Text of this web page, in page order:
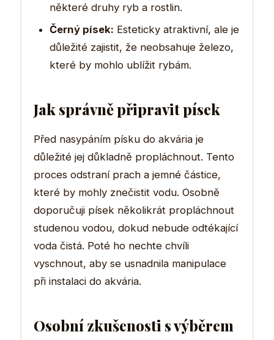
některé druhy ryb a rostlin.
Černý písek: Esteticky atraktivní, ale je
důležité zajistit, že neobsahuje železo,
které by mohlo ublížit rybám.
Jak správně připravit písek
Před nasypáním písku do akvária je
důležité jej důkladně propláchnout. Tento
proces odstraní prach a jemné částice,
které by mohly znečistit vodu. Osobně
doporučuji písek několikrát propláchnout
studenou vodou, dokud nebude odtékající
voda čistá. Poté ho nechte chvíli
vyschnout, aby se usnadnila manipulace
při instalaci do akvária.
Osobní zkušenosti s výběrem